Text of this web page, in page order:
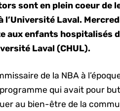
sont en plein coeur de
l’Université Laval.
aux enfants hospitalisés
Laval (CHUL).
de la NBA à
qui avait pour
au bien-être de la